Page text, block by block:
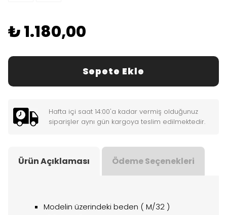
₺ 1.180,00
Sepete Ekle
Hafta içi saat 14:00'a kadar vermiş olduğunuz
siparişler aynı gün kargoya teslim edilmektedir.
Ürün Açıklaması Ödeme Seçenekleri
Modelin üzerindeki beden ( M/32 )